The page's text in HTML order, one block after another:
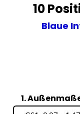
10
Blaue
1.